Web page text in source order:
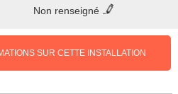
Non renseigné
SUR CETTE INSTALLATION